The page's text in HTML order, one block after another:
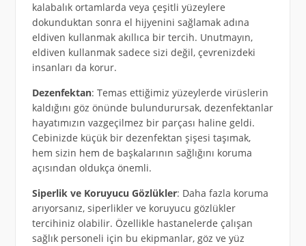
kalabalık ortamlarda veya çeşitli yüzeylere
dokunduktan sonra el hijyenini sağlamak adına
eldiven kullanmak akıllıca bir tercih. Unutmayın,
eldiven kullanmak sadece sizi değil, çevrenizdeki
insanları da korur.
Dezenfektan: Temas ettiğimiz yüzeylerde virüslerin
kaldığını göz önünde bulundurursak, dezenfektanlar
hayatımızın vazgeçilmez bir parçası haline geldi.
Cebinizde küçük bir dezenfektan şişesi taşımak,
hem sizin hem de başkalarının sağlığını koruma
açısından oldukça önemli.
Siperlik ve Koruyucu Gözlükler: Daha fazla koruma
arıyorsanız, siperlikler ve koruyucu gözlükler
tercihiniz olabilir. Özellikle hastanelerde çalışan
sağlık personeli için bu ekipmanlar, göz ve yüz